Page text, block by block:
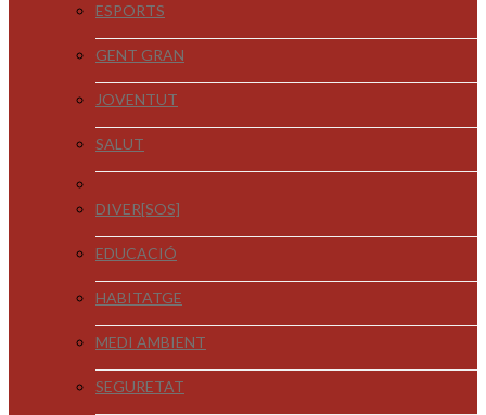
ESPORTS
GENT GRAN
JOVENTUT
SALUT
DIVER[SOS]
EDUCACIÓ
HABITATGE
MEDI AMBIENT
SEGURETAT